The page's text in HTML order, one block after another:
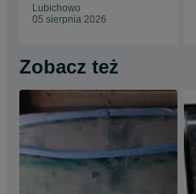
Lubichowo
05 sierpnia 2026
Zobacz też